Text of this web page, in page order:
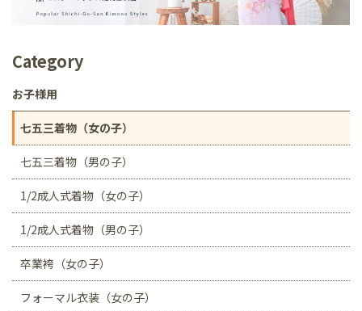
Category
お子様用
七五三着物（女の子）
七五三着物（男の子）
1/2成人式着物（女の子）
1/2成人式着物（男の子）
卒業袴（女の子）
フォーマル衣装（女の子）